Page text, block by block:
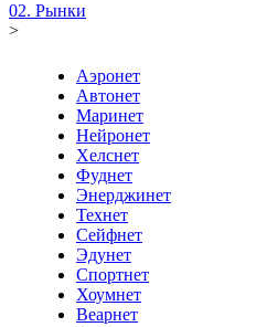
02. Рынки
>
Аэронет
Автонет
Маринет
Нейронет
Хелснет
Фуднет
Энерджинет
Технет
Сейфнет
Эдунет
Спортнет
Хоумнет
Веарнет